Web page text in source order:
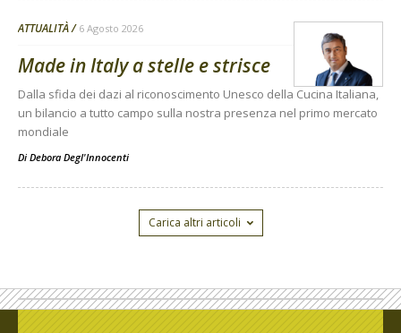
ATTUALITÀ 6 Agosto 2026
Made in Italy a stelle e strisce
Dalla sfida dei dazi al riconoscimento Unesco della Cucina Italiana,
un bilancio a tutto campo sulla nostra presenza nel primo mercato
mondiale
Di Debora Degl'Innocenti
Carica altri articoli